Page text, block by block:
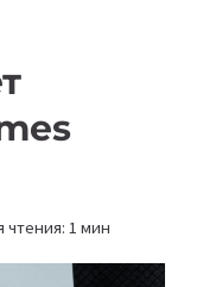
чтения: 1 мин